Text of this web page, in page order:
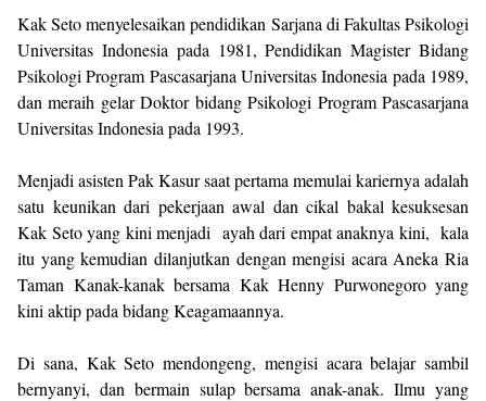
Kak Seto menyelesaikan pendidikan Sarjana di Fakultas Psikologi
Universitas Indonesia pada 1981, Pendidikan Magister Bidang
Psikologi Program Pascasarjana Universitas Indonesia pada 1989,
dan meraih gelar Doktor bidang Psikologi Program Pascasarjana
Universitas Indonesia pada 1993.
Menjadi asisten Pak Kasur saat pertama memulai kariernya adalah
satu keunikan dari pekerjaan awal dan cikal bakal kesuksesan
Kak Seto yang kini menjadi ayah dari empat anaknya kini, kala
itu yang kemudian dilanjutkan dengan mengisi acara Aneka Ria
Taman Kanak-kanak bersama Kak Henny Purwonegoro yang
kini aktip pada bidang Keagamaannya.
Di sana, Kak Seto mendongeng, mengisi acara belajar sambil
bernyanyi, dan bermain sulap bersama anak-anak. Ilmu yang